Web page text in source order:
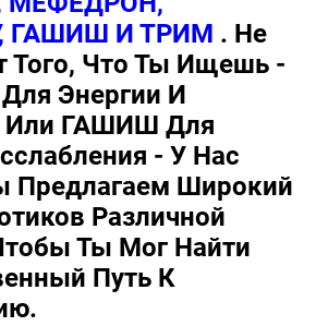
ГАШИШ И ТРИМ . Не
Того, Что Ты Ищешь -
Энергии И
Или ГАШИШ Для
- У Нас
Предлагаем Широкий
Различной
Ты Мог Найти
Путь К